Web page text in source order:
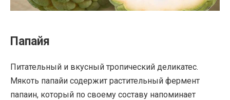
Папайя
Питательный и вкусный тропический деликатес.
Мякоть папайи содержит растительный фермент
папаин, который по своему составу напоминает